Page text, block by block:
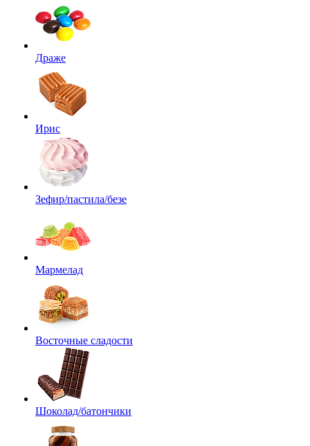
Драже
Ирис
Зефир/пастила/безе
Мармелад
Восточные сладости
Шоколад/батончики